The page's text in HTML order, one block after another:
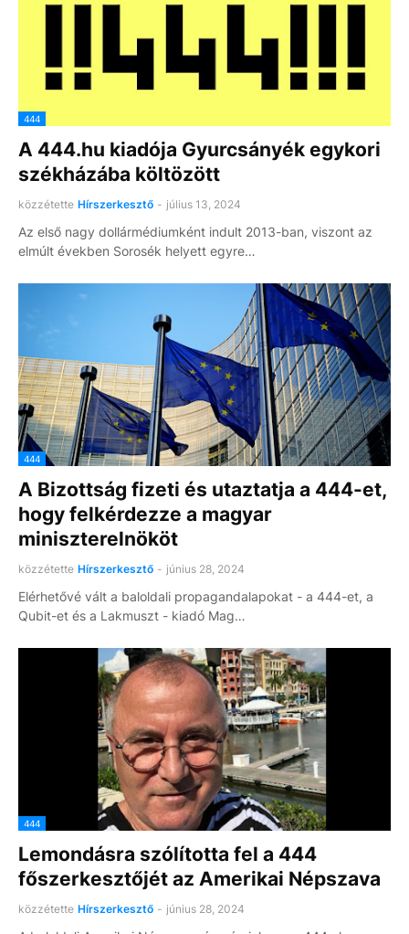
444
A 444.hu kiadója Gyurcsányék egykori
székházába költözött
közzétette Hírszerkesztő - július 13, 2024
Az első nagy dollármédiumként indult 2013-ban, viszont az
elmúlt években Sorosék helyett egyre…
444
A Bizottság fizeti és utaztatja a 444-et,
hogy felkérdezze a magyar
miniszterelnököt
közzétette Hírszerkesztő - június 28, 2024
Elérhetővé vált a baloldali propagandalapokat - a 444-et, a
Qubit-et és a Lakmuszt - kiadó Mag…
444
Lemondásra szólította fel a 444
főszerkesztőjét az Amerikai Népszava
közzétette Hírszerkesztő - június 28, 2024